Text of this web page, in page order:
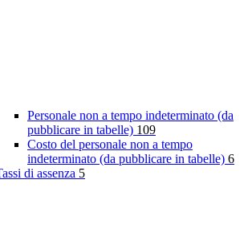
Personale non a tempo indeterminato (da
pubblicare in tabelle) 109
Costo del personale non a tempo
indeterminato (da pubblicare in tabelle) 6
di assenza 5